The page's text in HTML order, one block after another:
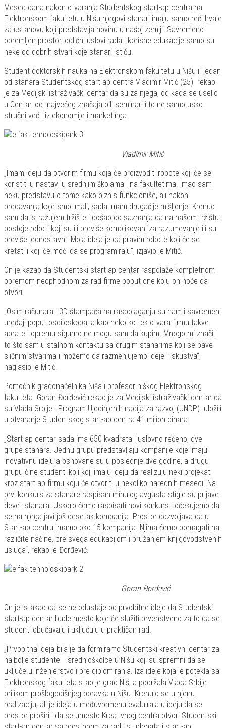
Mesec dana nakon otvaranja Studentskog start-ap centra na
Elektronskom fakultetu u Nišu njegovi stanari imaju samo reči hvale
za ustanovu koji predstavlja novinu u našoj zemlji. Savremeno
opremljen prostor, odlični uslovi rada i korisne edukacije samo su
neke od dobrih stvari koje stanari ističu.
Student doktorskih nauka na Elektronskom fakultetu u Nišu i jedan
od stanara Studentskog start-ap centra Vladimir Mitić (25) rekao
je za Medijski istraživački centar da su za njega, od kada se uselio
u Centar, od najvećeg značaja bili seminari i to ne samo usko
stručni već i iz ekonomije i marketinga.
Vladimir Mitić
„Imam ideju da otvorim firmu koja će proizvoditi robote koji će se
koristiti u nastavi u srednjim školama i na fakultetima. Imao sam
neku predstavu o tome kako biznis funkcioniše, ali nakon
predavanja koje smo imali, sada imam drugačije mišljenje. Krenuo
sam da istražujem tržište i došao do saznanja da na našem tržištu
postoje roboti koji su ili previše komplikovani za razumevanje ili su
previše jednostavni. Moja ideja je da pravim robote koji će se
kretati i koji će moći da se programiraju“, izjavio je Mitić.
On je kazao da Studentski start-ap centar raspolaže kompletnom
opremom neophodnom za rad firme poput one koju on hoće da
otvori.
„Osim računara i 3D štampača na raspolaganju su nam i savremeni
uređaji poput osciloskopa, a kao neko ko tek otvara firmu takve
aprate i opremu sigurno ne mogu sam da kupim. Mnogo mi znači i
to što sam u stalnom kontaktu sa drugim stanarima koji se bave
sličnim stvarima i možemo da razmenjujemo ideje i iskustva“,
naglasio je Mitić.
Pomoćnik gradonačelnika Niša i profesor niškog Elektronskog
fakulteta Goran Đorđević rekao je za Medijski istraživački centar da
su Vlada Srbije i Program Ujedinjenih nacija za razvoj (UNDP) uložili
u otvaranje Studentskog start-ap centra 41 milion dinara.
„Start-ap centar sada ima 650 kvadrata i uslovno rečeno, dve
grupe stanara. Jednu grupu predstavljaju kompanije koje imaju
inovativnu ideju a osnovane su u poslednje dve godine, a drugu
grupu čine studenti koji koji imaju ideju da realizuju neki projekat
kroz start-ap firmu koju će otvoriti u nekoliko narednih meseci. Na
prvi konkurs za stanare raspisan minulog avgusta stigle su prijave
devet stanara. Uskoro ćemo raspisati novi konkurs i očekujemo da
se na njega javi još desetak kompanija. Prostor dozvoljava da u
Start-ap centru imamo oko 15 kompanija. Njima ćemo pomagati na
različite načine, pre svega edukacijom i pružanjem knjigovodstvenih
usluga“, rekao je Đorđević.
Goran Đorđević
On je istakao da se ne odustaje od prvobitne ideje da Studentski
start-ap centar bude mesto koje će služiti prvenstveno za to da se
studenti obučavaju i uključuju u praktičan rad.
„Prvobitna ideja bila je da formiramo Studentski kreativni centar za
najbolje studente i srednjoškolce u Nišu koji su spremni da se
uključe u inženjerstvo i pre diplomiranja. Iza ideje koja je potekla sa
Elektronskog fakulteta stao je grad Niš, a podržala Vlada Srbije
prilikom prošlogodišnjeg boravka u Nišu. Krenulo se u njenu
realizaciju, ali je ideja u međuvremenu evaluirala u ideju da se
prostor proširi i da se umesto Kreativnog centra otvori Studentski